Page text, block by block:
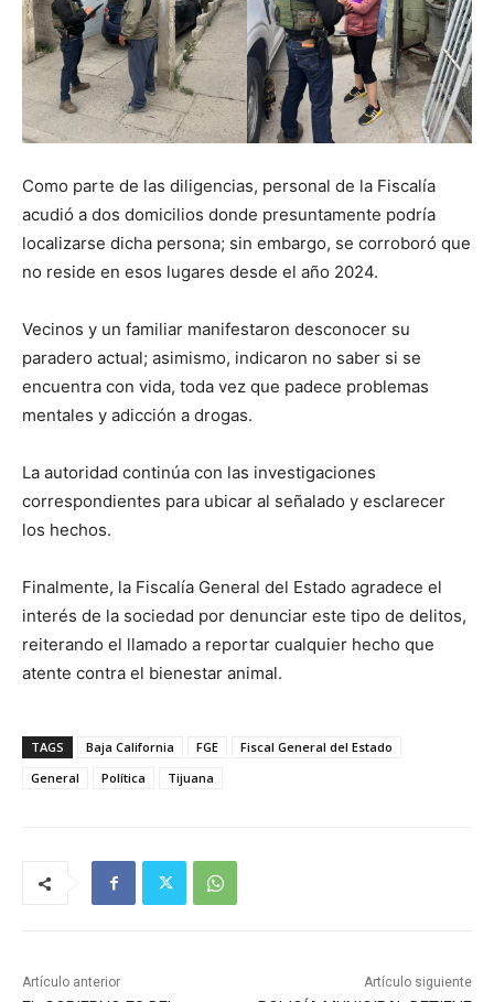
Como parte de las diligencias, personal de la Fiscalía
acudió a dos domicilios donde presuntamente podría
localizarse dicha persona; sin embargo, se corroboró que
no reside en esos lugares desde el año 2024.
Vecinos y un familiar manifestaron desconocer su
paradero actual; asimismo, indicaron no saber si se
encuentra con vida, toda vez que padece problemas
mentales y adicción a drogas.
La autoridad continúa con las investigaciones
correspondientes para ubicar al señalado y esclarecer
los hechos.
Finalmente, la Fiscalía General del Estado agradece el
interés de la sociedad por denunciar este tipo de delitos,
reiterando el llamado a reportar cualquier hecho que
atente contra el bienestar animal.
TAGS Baja California FGE
Fiscal General del Estado
General
Política Tijuana
Artículo anterior Artículo siguiente